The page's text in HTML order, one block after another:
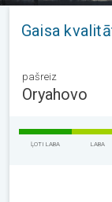
Gaisa
pašreiz
Oryahovo
ĻOTI LABA LABA